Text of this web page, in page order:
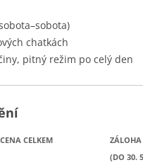
chatkách
pitný režim po celý den
CENA CELKEM
ZÁLOHA
(DO 30.